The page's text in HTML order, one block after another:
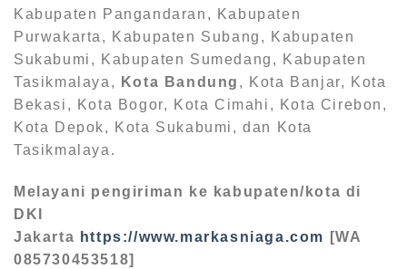
Kabupaten Pangandaran, Kabupaten
Purwakarta, Kabupaten Subang, Kabupaten
Sukabumi, Kabupaten Sumedang, Kabupaten
Tasikmalaya,
Kota Bandung , Kota Banjar, Kota
Bekasi, Kota Bogor, Kota Cimahi, Kota Cirebon,
Kota Depok, Kota Sukabumi, dan Kota
Tasikmalaya.
Melayani pengiriman ke kabupaten/kota di
DKI
Jakarta https://www.markasniaga.com
[WA
085730453518]